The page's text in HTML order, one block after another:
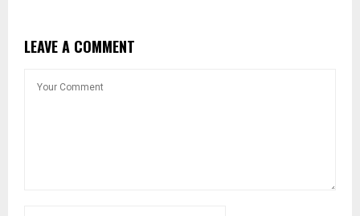
LEAVE A COMMENT